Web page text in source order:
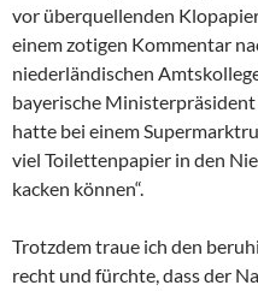
vor überquellenden
einem zotigen Kommentar
niederländischen
bayerische
hatte bei einem
viel Toilettenpapier in den
kacken können“.
Trotzdem traue ich den
recht und fürchte, dass der